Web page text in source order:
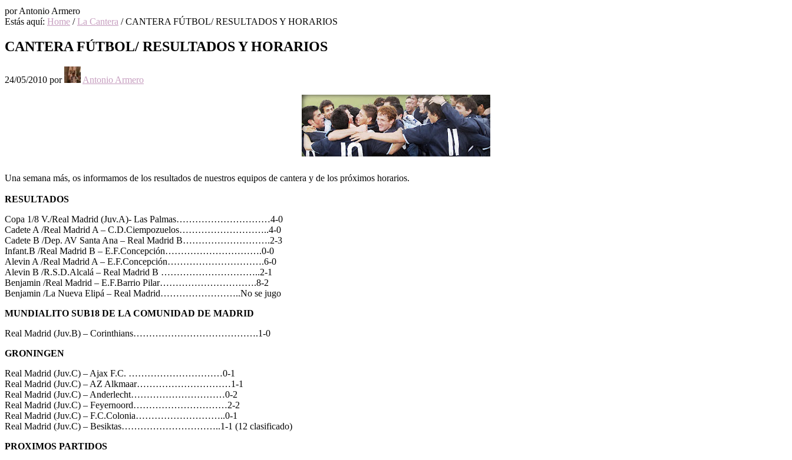
por Antonio Armero
Estás aquí: Home / La Cantera /CANTERA FÚTBOL/ RESULTADOS Y HORARIOS
CANTERA FÚTBOL/ RESULTADOS Y HORARIOS
24/05/2010 por Antonio Armero
Una semana más, os informamos de los resultados de nuestros equipos de cantera y de los próximos horarios.
RESULTADOS
Copa 1/8 V./Real Madrid (Juv.A)- Las Palmas…………………………4-0
Cadete A /Real Madrid A – C.D.Ciempozuelos………………………..4-0
Cadete B /Dep. AV Santa Ana – Real Madrid B……………………….2-3
Infant.B /Real Madrid B – E.F.Concepción………………………….0-0
Alevin A /Real Madrid A – E.F.Concepción………………………….6-0
Alevin B /R.S.D.Alcalá – Real Madrid B …………………………..2-1
Benjamin /Real Madrid – E.F.Barrio Pilar………………………….8-2
Benjamin /La Nueva Elipá – Real Madrid……………………..No se jugo
MUNDIALITO SUB18 DE LA COMUNIDAD DE MADRID
Real Madrid (Juv.B) – Corinthians………………………………….1-0
GRONINGEN
Real Madrid (Juv.C) – Ajax F.C. …………………………0-1
Real Madrid (Juv.C) – AZ Alkmaar…………………………1-1
Real Madrid (Juv.C) – Anderlecht…………………………0-2
Real Madrid (Juv.C) – Feyernoord…………………………2-2
Real Madrid (Juv.C) – F.C.Colonia………………………..0-1
Real Madrid (Juv.C) – Besiktas…………………………..1-1 (12 clasificado)
PROXIMOS PARTIDOS